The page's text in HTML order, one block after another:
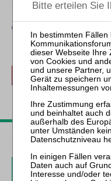
Erwerben Sie den
PayPal.
Beitrag für 21,90 € inkl. 7
zurück
ZfIR –
3
inkl. 14